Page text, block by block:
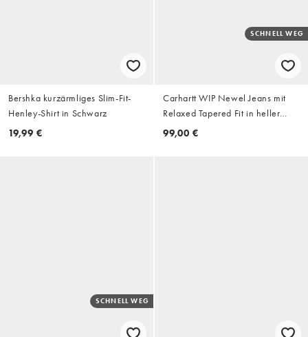
Bershka kurzärmliges Slim-Fit-
Henley-Shirt in Schwarz
19,99 €
SCHNELL WEG
Carhartt WIP Newel Jeans mit
Relaxed Tapered Fit in heller
Stone-Waschung
99,00 €
SCHNELL WEG